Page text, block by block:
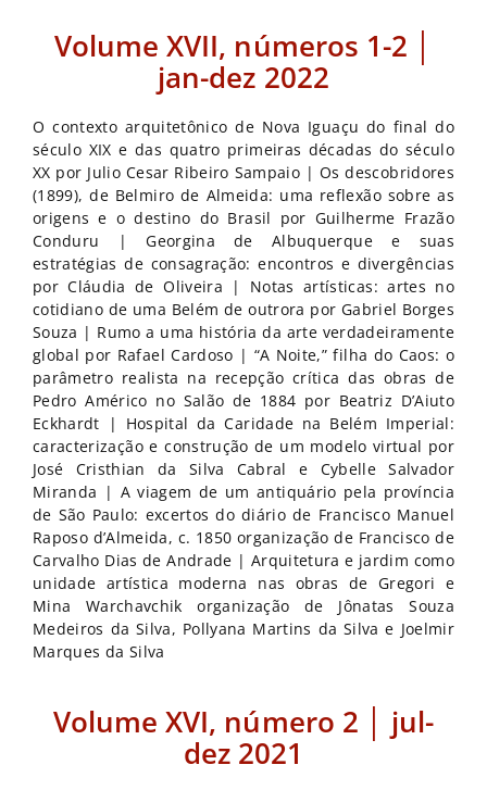
Volume XVII, números 1-2 │
jan-dez 2022
O contexto arquitetônico de Nova Iguaçu do final do
século XIX e das quatro primeiras décadas do século
XX por Julio Cesar Ribeiro Sampaio | Os descobridores
(1899), de Belmiro de Almeida: uma reflexão sobre as
origens e o destino do Brasil por Guilherme Frazão
Conduru | Georgina de Albuquerque e suas
estratégias de consagração: encontros e divergências
por Cláudia de Oliveira | Notas artísticas: artes no
cotidiano de uma Belém de outrora por Gabriel Borges
Souza | Rumo a uma história da arte verdadeiramente
global por Rafael Cardoso | “A Noite,” filha do Caos: o
parâmetro realista na recepção crítica das obras de
Pedro Américo no Salão de 1884 por Beatriz D’Aiuto
Eckhardt | Hospital da Caridade na Belém Imperial:
caracterização e construção de um modelo virtual por
José Cristhian da Silva Cabral e Cybelle Salvador
Miranda | A viagem de um antiquário pela província
de São Paulo: excertos do diário de Francisco Manuel
Raposo d’Almeida, c. 1850 organização de Francisco de
Carvalho Dias de Andrade | Arquitetura e jardim como
unidade artística moderna nas obras de Gregori e
Mina Warchavchik organização de Jônatas Souza
Medeiros da Silva, Pollyana Martins da Silva e Joelmir
Marques da Silva
Volume XVI, número 2 │ jul-
dez 2021